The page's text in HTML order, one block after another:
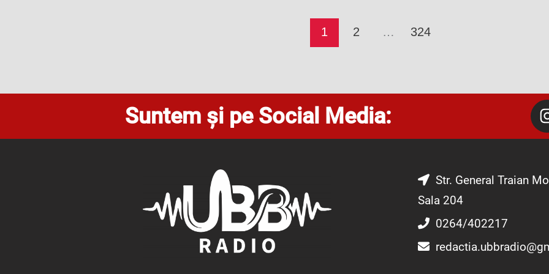
1 2 … 324
Suntem și pe Social Media:
Str. General Traian
Sala 204
0264/402217